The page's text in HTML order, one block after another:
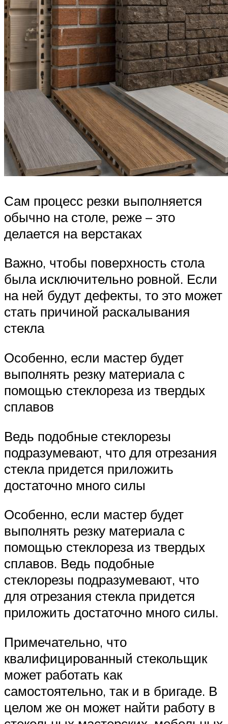
Сам процесс резки выполняется
обычно на столе, реже – это
делается на верстаках
Важно, чтобы поверхность стола
была исключительно ровной. Если
на ней будут дефекты, то это может
стать причиной раскалывания
стекла
Особенно, если мастер будет
выполнять резку материала с
помощью стеклореза из твердых
сплавов
Ведь подобные стеклорезы
подразумевают, что для отрезания
стекла придется приложить
достаточно много силы
Особенно, если мастер будет
выполнять резку материала с
помощью стеклореза из твердых
сплавов. Ведь подобные
стеклорезы подразумевают, что
для отрезания стекла придется
приложить достаточно много силы.
Примечательно, что
квалифицированный стекольщик
может работать как
самостоятельно, так и в бригаде. В
целом же он может найти работу в